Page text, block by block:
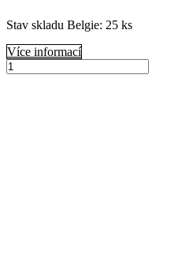
Stav skladu Belgie: 25 ks
Více informací
B070005